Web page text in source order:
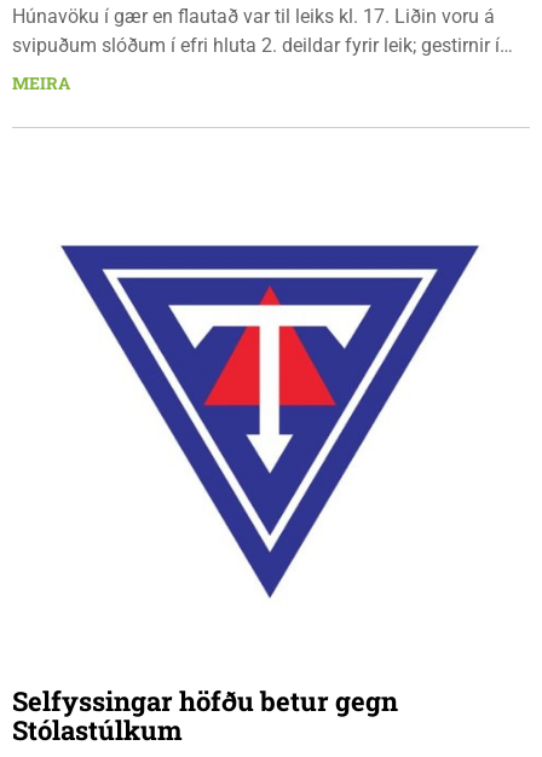
Húnavöku í gær en flautað var til leiks kl. 17. Liðin voru á
svipuðum slóðum í efri hluta 2. deildar fyrir leik; gestirnir í
þriðja sæti með 20 stig en heimamenn í sjötta sæti með 17.
Eyfirðingana á markatölu og sitja nú í fjórða sæti eftir
MEIRA
Selfyssingar höfðu betur gegn
Stólastúlkum